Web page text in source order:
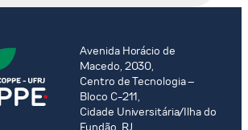
Avenida Horácio de
Macedo, 2030,
Centro de Tecnologia –
Bloco C-211,
Cidade Universitária/Ilha do